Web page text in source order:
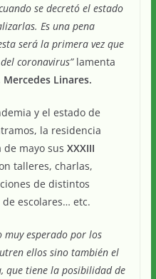
se decretó el estado
Es una pena
será la primera vez que
coronavirus”lamenta
Mercedes Linares.
y el estado de
la residencia
mayo sus XXXIII
talleres, charlas,
de distintos
escolares… etc.
muy esperado por los
ellos sino también el
que tiene la posibilidad de